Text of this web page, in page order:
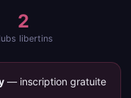
2
libertins
— inscription gratuite